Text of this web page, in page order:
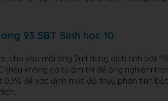
93 SBT Sinh học 10
cho vào mỗi ống 2ml dung dịch tinh bột
(nếu không có tủ ấm thì để ống nghiệm
0,3% để xác định mức độ thuỷ phân tinh